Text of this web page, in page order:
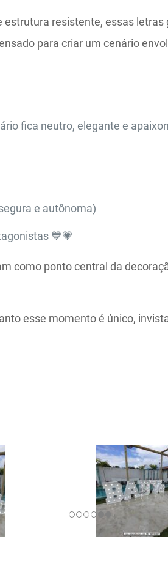
resistente, essas
para criar um cenário
fica neutro, elegante e
e autônoma)
💙💗
como ponto central da
esse momento é único,